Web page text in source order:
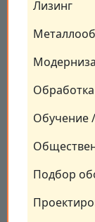
Лизинг
Обучение
Подбор